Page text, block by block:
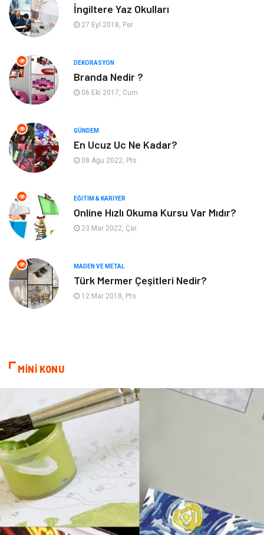
Yapı İnşaat
Bahçe Ev Maden ve Metal
Organizasyon Plastik
Emlak
Finans & Ekonomi
Endüstriyel Ürünler
Aksesuar
Nakliyat
Kiralama Servisleri
Çadır
Spor Malzemeleri
Moda İthalat İhracat
İngiltere Yaz Okulları
27 Eyl 2018, Per
DEKORASYON
Branda Nedir ?
06 Eki 2017, Cum
GÜNDEM
En Ucuz Uc Ne Kadar?
08 Ağu 2022, Pts
EĞITIM & KARIYER
Online Hızlı Okuma Kursu Var Mıdır?
23 Mar 2022, Çar
MADEN VE METAL
Türk Mermer Çeşitleri Nedir?
12 Mar 2018, Pts
MİNİ KONU